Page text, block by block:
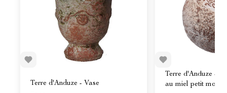
Terre d'Anduze - Vase
Terre d'Anduze -
au miel petit